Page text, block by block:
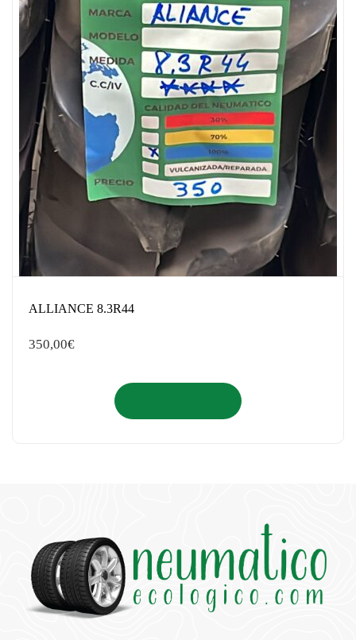
ALLIANCE 8.3R44
350,00€